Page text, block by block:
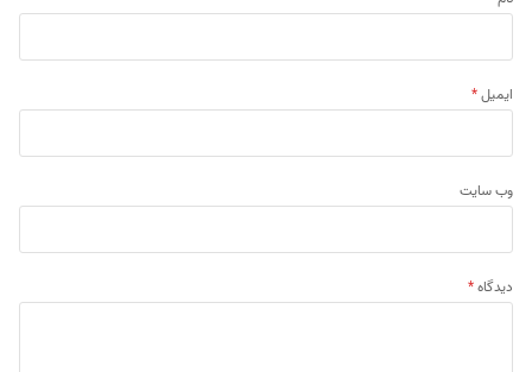
ایمیل*
وب‌ سایت
دیدگاه*